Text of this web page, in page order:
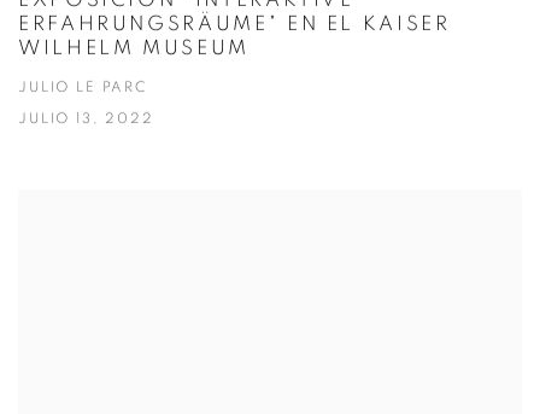
ERFAHRUNGSRÄUME" EN EL KAISER
WILHELM MUSEUM
JULIO LE PARC
JULIO 13, 2022